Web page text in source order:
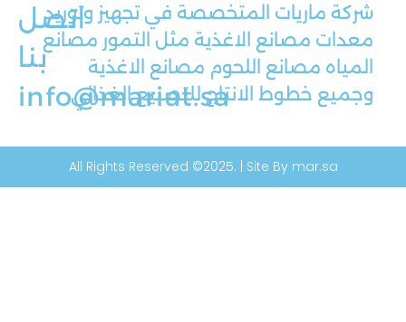
اتصل
بنا
info@mariat.sa
شركة ماريات المتخصصة في تجهيز وتوريد
معدات مصانع الاغذية مثل التمور مصانع
المياه مصانع اللحوم مصانع الاغذية
وجميع خطوط الانتاج للتصنيع الغذائي
All Rights Reserved ©2025. | Site By mar.sa